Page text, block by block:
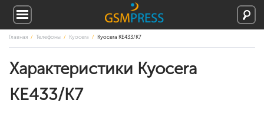
Главная Телефоны Kyocera Kyocera KE433/K7
Характеристики Kyocera
KE433/K7